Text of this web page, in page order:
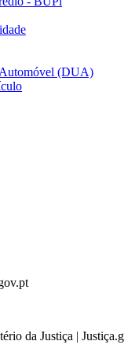
(DUA)
da Justiça |